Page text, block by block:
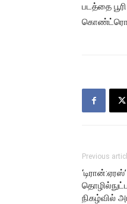
படத்தை
Previous
நிகழ்வில்